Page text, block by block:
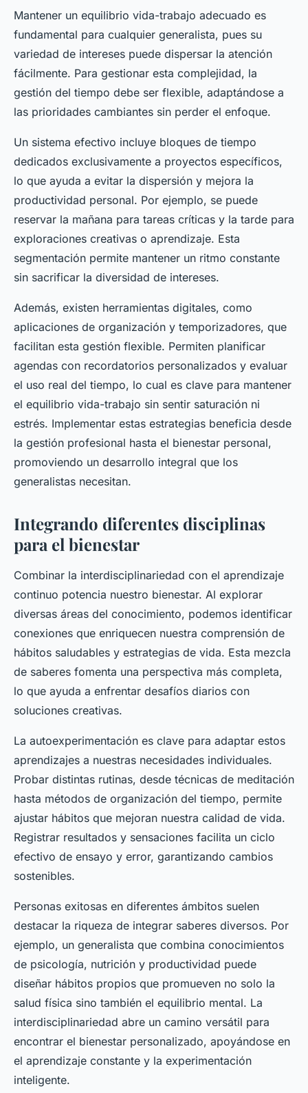
Mantener un equilibrio vida-trabajo adecuado es
fundamental para cualquier generalista, pues su
variedad de intereses puede dispersar la atención
fácilmente. Para gestionar esta complejidad, la
gestión del tiempo debe ser flexible, adaptándose a
las prioridades cambiantes sin perder el enfoque.
Un sistema efectivo incluye bloques de tiempo
dedicados exclusivamente a proyectos específicos,
lo que ayuda a evitar la dispersión y mejora la
productividad personal. Por ejemplo, se puede
reservar la mañana para tareas críticas y la tarde para
exploraciones creativas o aprendizaje. Esta
segmentación permite mantener un ritmo constante
sin sacrificar la diversidad de intereses.
Además, existen herramientas digitales, como
aplicaciones de organización y temporizadores, que
facilitan esta gestión flexible. Permiten planificar
agendas con recordatorios personalizados y evaluar
el uso real del tiempo, lo cual es clave para mantener
el equilibrio vida-trabajo sin sentir saturación ni
estrés. Implementar estas estrategias beneficia desde
la gestión profesional hasta el bienestar personal,
promoviendo un desarrollo integral que los
generalistas necesitan.
Integrando diferentes disciplinas
para el bienestar
Combinar la interdisciplinariedad con el aprendizaje
continuo potencia nuestro bienestar. Al explorar
diversas áreas del conocimiento, podemos identificar
conexiones que enriquecen nuestra comprensión de
hábitos saludables y estrategias de vida. Esta mezcla
de saberes fomenta una perspectiva más completa,
lo que ayuda a enfrentar desafíos diarios con
soluciones creativas.
La autoexperimentación es clave para adaptar estos
aprendizajes a nuestras necesidades individuales.
Probar distintas rutinas, desde técnicas de meditación
hasta métodos de organización del tiempo, permite
ajustar hábitos que mejoran nuestra calidad de vida.
Registrar resultados y sensaciones facilita un ciclo
efectivo de ensayo y error, garantizando cambios
sostenibles.
Personas exitosas en diferentes ámbitos suelen
destacar la riqueza de integrar saberes diversos. Por
ejemplo, un generalista que combina conocimientos
de psicología, nutrición y productividad puede
diseñar hábitos propios que promueven no solo la
salud física sino también el equilibrio mental. La
interdisciplinariedad abre un camino versátil para
encontrar el bienestar personalizado, apoyándose en
el aprendizaje constante y la experimentación
inteligente.